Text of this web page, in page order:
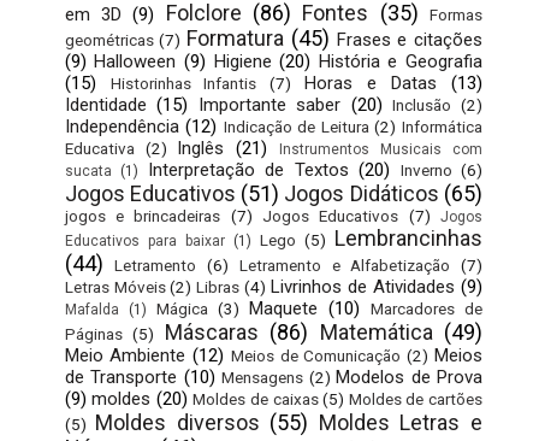
em 3D (9) Folclore (86) Fontes (35)
Formas
geométricas (7) Formatura (45) Frases e citações
(9) Halloween (9) Higiene (20) História e Geografia
(15)
Historinhas Infantis (7) Horas e Datas
(13)
Identidade (15) Importante saber (20) Inclusão (2)
Independência (12) Indicação de Leitura (2) Informática
Educativa
(2) Inglês (21)
Instrumentos Musicais com
sucata
(1) Interpretação de Textos (20) Inverno (6)
Jogos Educativos (51) Jogos Didáticos (65)
jogos e brincadeiras (7) Jogos Educativos (7)
Jogos
Educativos para baixar (1) Lego (5) Lembrancinhas
(44)
Letramento (6) Letramento e Alfabetização
(7)
Letras Móveis (2) Libras (4) Livrinhos de Atividades (9)
Mafalda (1) Mágica (3) Maquete (10)
Marcadores de
Páginas (5) Máscaras (86) Matemática (49)
Meio Ambiente (12) Meios de Comunicação (2) Meios
de Transporte (10) Mensagens (2) Modelos de Prova
(9) moldes (20) Moldes de caixas (5) Moldes de cartões
(5) Moldes diversos (55) Moldes Letras e